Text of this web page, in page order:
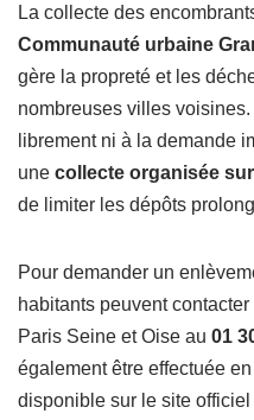
La collecte des
Communauté urbaine
gère la propreté et les
nombreuses villes
librement ni à la demande
une collecte organisée
de limiter les dépôts
Pour demander un
habitants peuvent
Paris Seine et Oise au 01
également être effectuée
disponible sur le site